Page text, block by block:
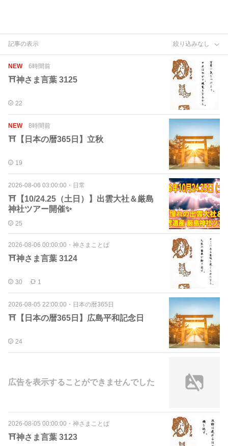
記事の表示 絞り込みなし
NEW 6時間前
⛩️神さま言葉 3125
22
NEW 8時間前
⛩【日本の暦365日】立秋
19
2026-08-06 03:00:00 ・ 日常
⛩️【10/24.25（土日）】出雲大社＆厳島
神社ツアー開催✨
25
2026-08-06 00:00:00 ・ 神さまことば
⛩️神さま言葉 3124
30 1
2026-08-05 22:00:00 ・ 日本の暦365日
⛩【日本の暦365日】広島平和記念日
24
広告を表示することができませんでした
2026-08-05 00:00:00 ・ 神さまことば
⛩️神さま言葉 3123